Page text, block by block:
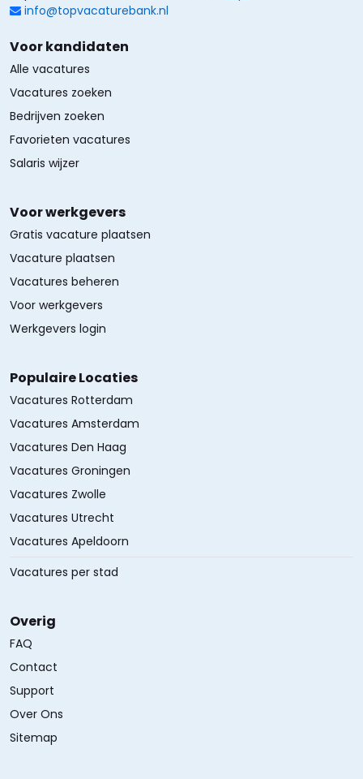
info@topvacaturebank.nl
Voor kandidaten
Alle vacatures
Vacatures zoeken
Bedrijven zoeken
Favorieten vacatures
Salaris wijzer
Voor werkgevers
Gratis vacature plaatsen
Vacature plaatsen
Vacatures beheren
Voor werkgevers
Werkgevers login
Populaire Locaties
Vacatures Rotterdam
Vacatures Amsterdam
Vacatures Den Haag
Vacatures Groningen
Vacatures Zwolle
Vacatures Utrecht
Vacatures Apeldoorn
Vacatures per stad
Overig
FAQ
Contact
Support
Over Ons
Sitemap